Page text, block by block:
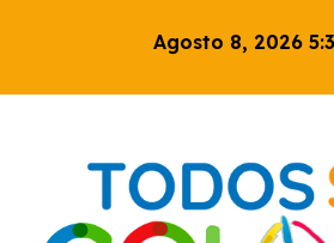
Agosto 8, 2026